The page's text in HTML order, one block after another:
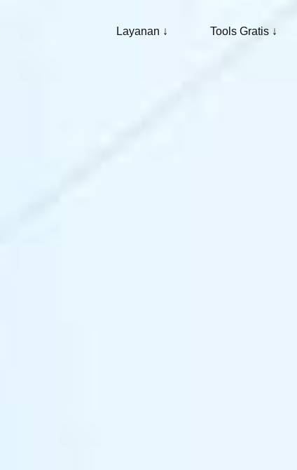
Layanan ↓ Tools Gratis ↓